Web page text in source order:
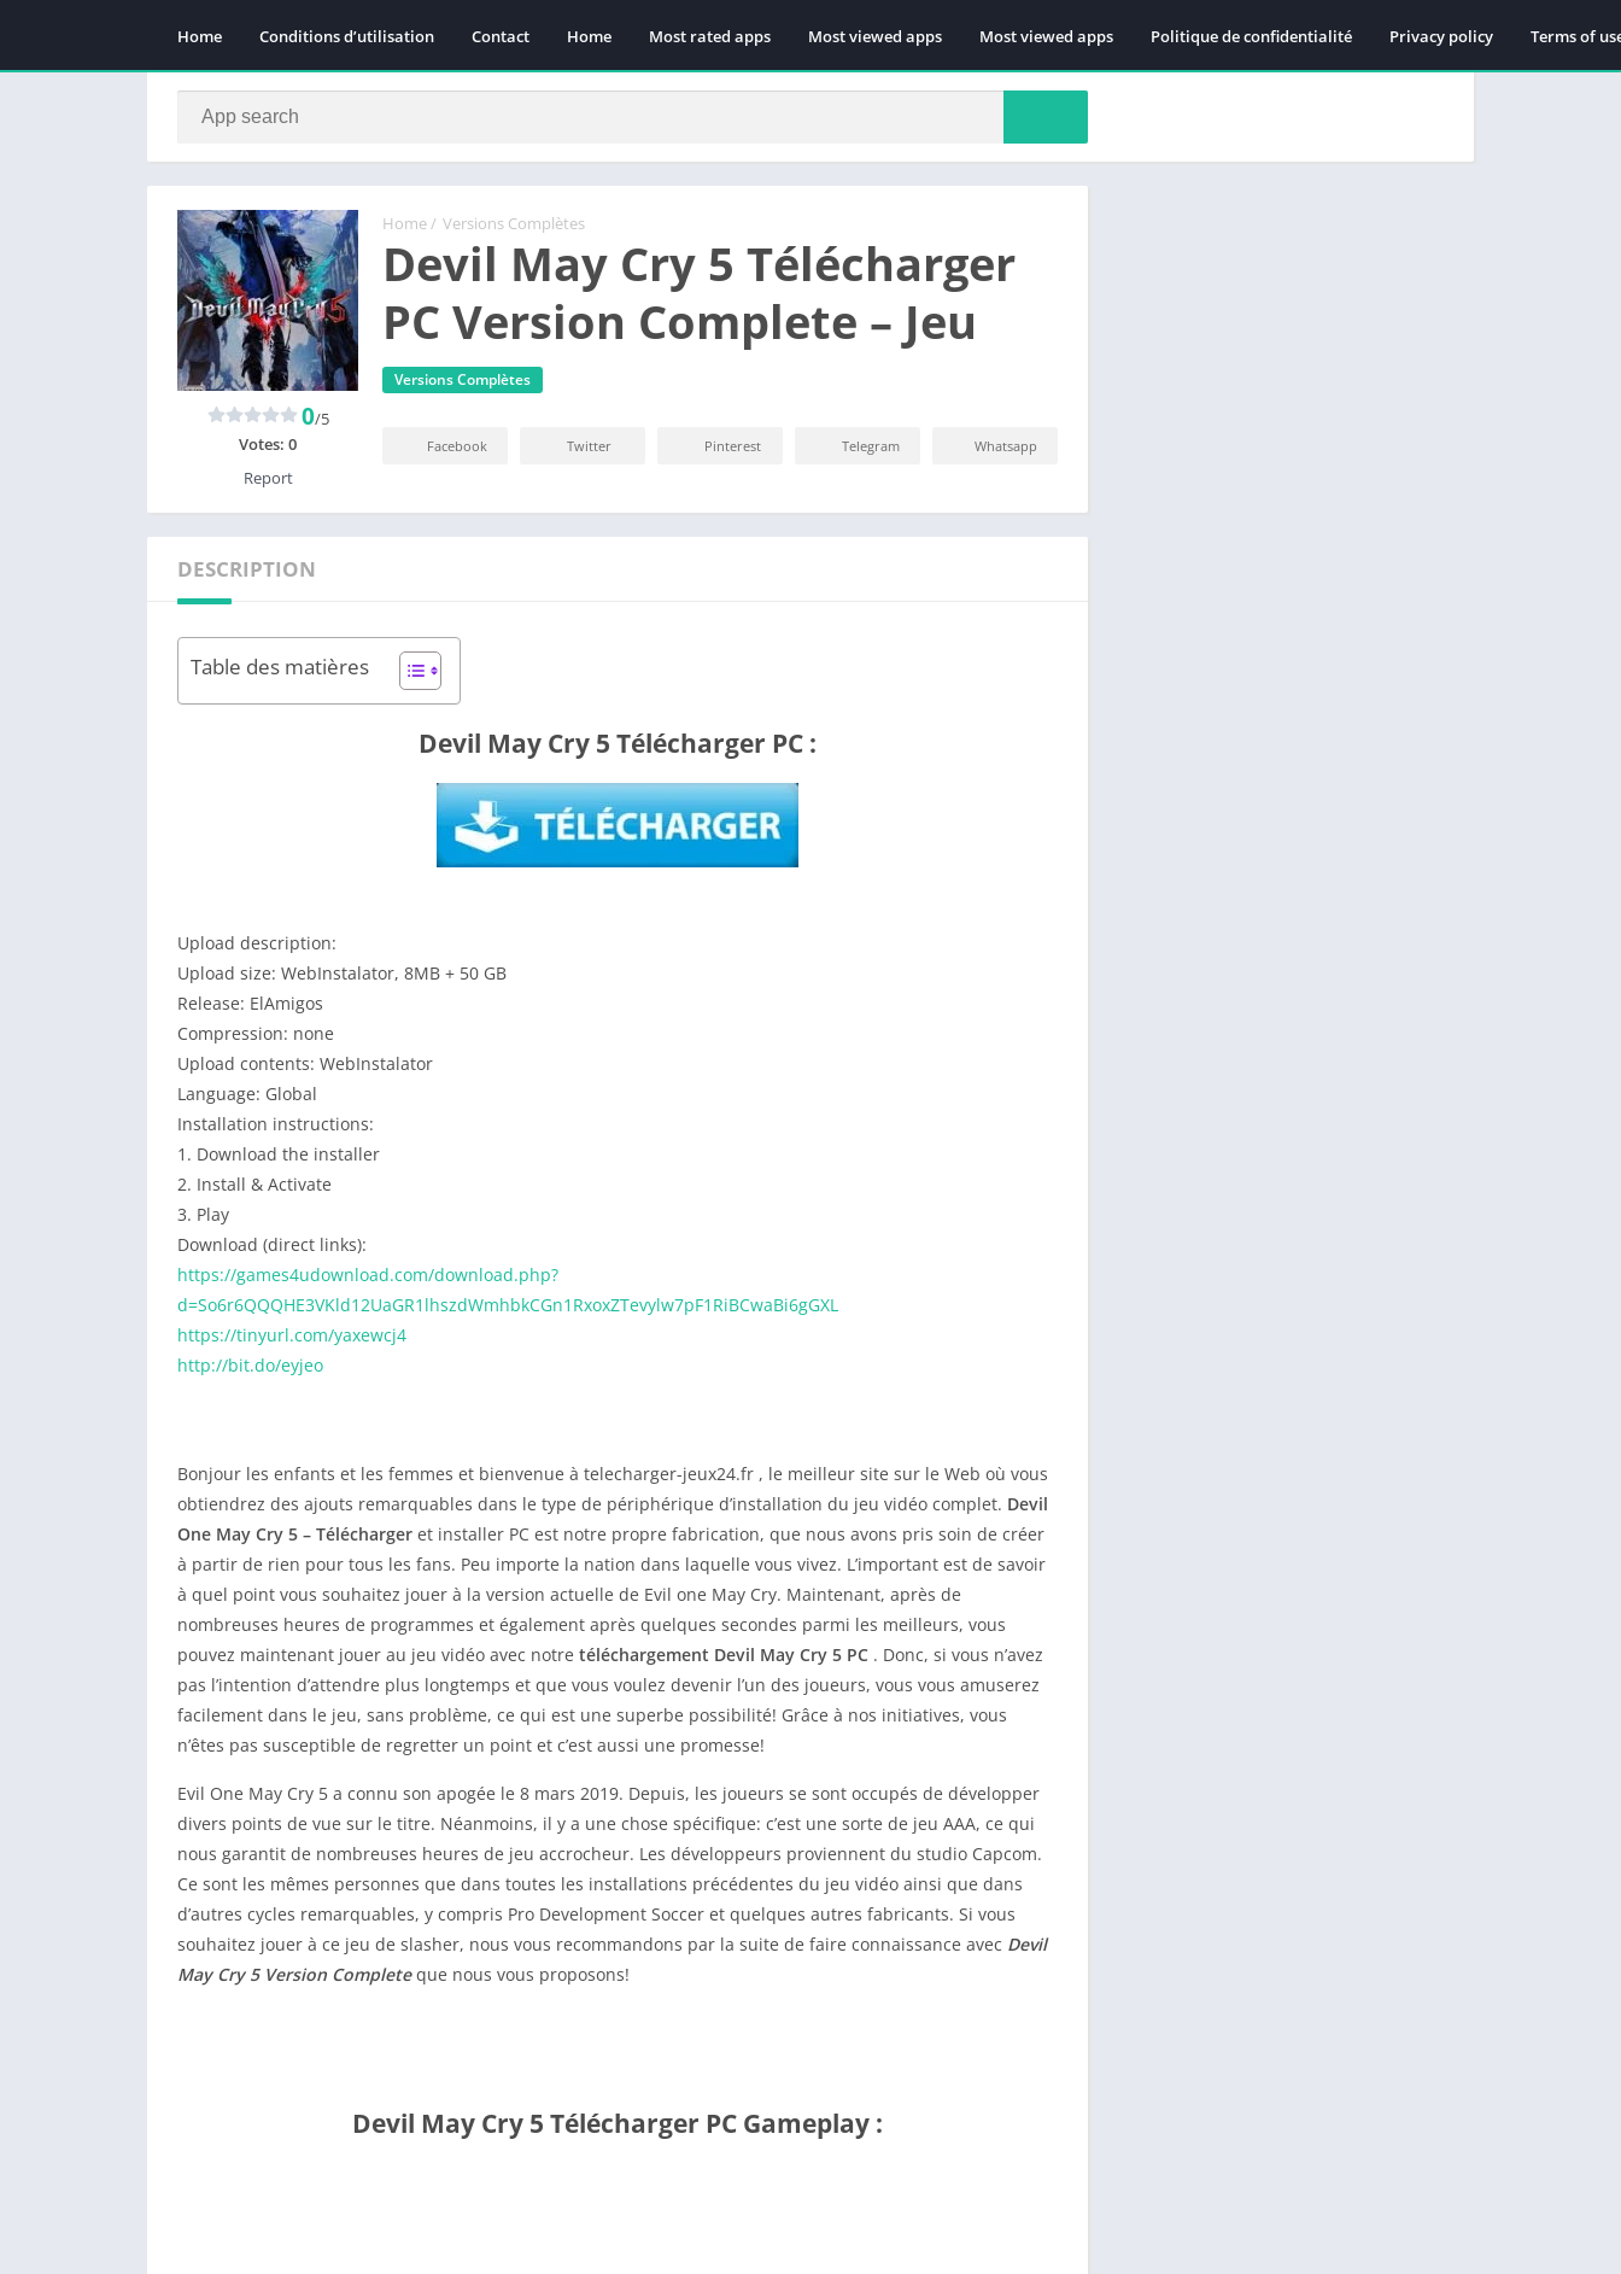
Home Conditions d’utilisation Contact Home Most rated apps Most viewed apps Most viewed apps Politique de confidentialité Privacy policy Terms of
Home / Versions Complètes
Devil May Cry 5 Télécharger
PC Version Complete – Jeu
Versions Complètes
0/5
Votes: 0
Report
Facebook Twitter Pinterest Telegram Whatsapp
DESCRIPTION
Table des matières
Devil May Cry 5 Télécharger PC :
Upload description:
Upload size: WebInstalator, 8MB + 50 GB
Release: ElAmigos
Compression: none
Upload contents: WebInstalator
Language: Global
Installation instructions:
1. Download the installer
2. Install & Activate
3. Play
Download (direct links):
https://games4udownload.com/download.php?
d=So6r6QQQHE3VKld12UaGR1lhszdWmhbkCGn1RxoxZTevylw7pF1RiBCwaBi6gGXL
https://tinyurl.com/yaxewcj4
http://bit.do/eyjeo
Bonjour les enfants et les femmes et bienvenue à telecharger-jeux24.fr , le meilleur site sur le Web où vous
obtiendrez des ajouts remarquables dans le type de périphérique d’installation du jeu vidéo complet. Devil
One May Cry 5 – Télécharger et installer PC est notre propre fabrication, que nous avons pris soin de créer
à partir de rien pour tous les fans. Peu importe la nation dans laquelle vous vivez. L’important est de savoir
à quel point vous souhaitez jouer à la version actuelle de Evil one May Cry. Maintenant, après de
nombreuses heures de programmes et également après quelques secondes parmi les meilleurs, vous
pouvez maintenant jouer au jeu vidéo avec notre téléchargement Devil May Cry 5 PC . Donc, si vous n’avez
pas l’intention d’attendre plus longtemps et que vous voulez devenir l’un des joueurs, vous vous amuserez
facilement dans le jeu, sans problème, ce qui est une superbe possibilité! Grâce à nos initiatives, vous
n’êtes pas susceptible de regretter un point et c’est aussi une promesse!
Evil One May Cry 5 a connu son apogée le 8 mars 2019. Depuis, les joueurs se sont occupés de développer
divers points de vue sur le titre. Néanmoins, il y a une chose spécifique: c’est une sorte de jeu AAA, ce qui
nous garantit de nombreuses heures de jeu accrocheur. Les développeurs proviennent du studio Capcom.
Ce sont les mêmes personnes que dans toutes les installations précédentes du jeu vidéo ainsi que dans
d’autres cycles remarquables, y compris Pro Development Soccer et quelques autres fabricants. Si vous
souhaitez jouer à ce jeu de slasher, nous vous recommandons par la suite de faire connaissance avec Devil
May Cry 5 Version Completeque nous vous proposons!
Devil May Cry 5 Télécharger PC Gameplay :